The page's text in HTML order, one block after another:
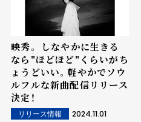
映秀。 しなやかに生きる
なら"ほどほど"くらいがち
ょうどいい。軽やかでソウ
ルフルな新曲配信リリース
決定！
リリース情報 2024.11.01